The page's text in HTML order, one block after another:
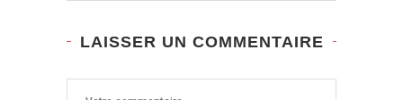
LAISSER UN COMMENTAIRE